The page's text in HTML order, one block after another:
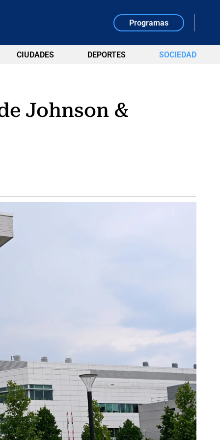
Programas
CIUDADES DEPORTES SOCIEDAD
Johnson &